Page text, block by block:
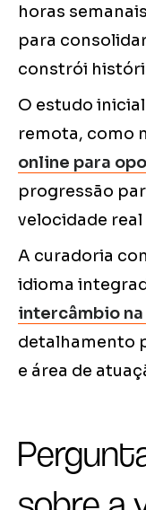
horas
para
constrói
O estudo
remota, como
online para
progressão
velocidade
A curadoria
idioma
intercâmbio na
detalhamento
e área de